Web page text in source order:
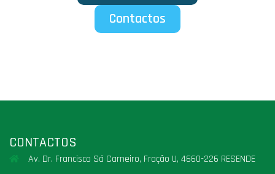
Contactos
CONTACTOS
Av. Dr. Francisco Sá Carneiro, Fração U, 4660-226 RESENDE